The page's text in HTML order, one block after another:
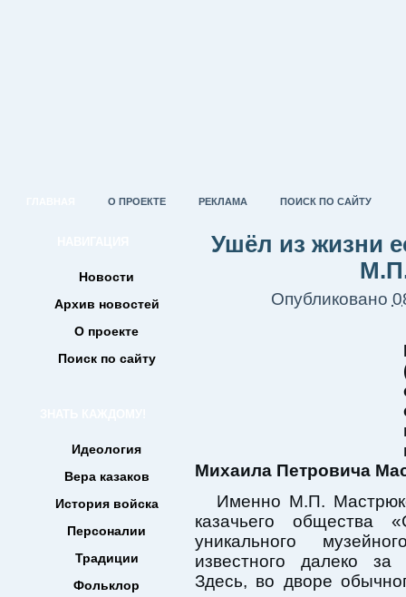
О ПРОЕКТЕ РЕКЛАМА ПОИСК ПО САЙТУ
Новости
Архив новостей
О проекте
Поиск по сайту
Идеология
Вера казаков
История войска
Персоналии
Традиции
Фольклор
Ушёл из жизни
Опубликовано
Михаила Петровича
Именно М.П.
казачьего общества
уникального
известного далеко за
Здесь, во дворе